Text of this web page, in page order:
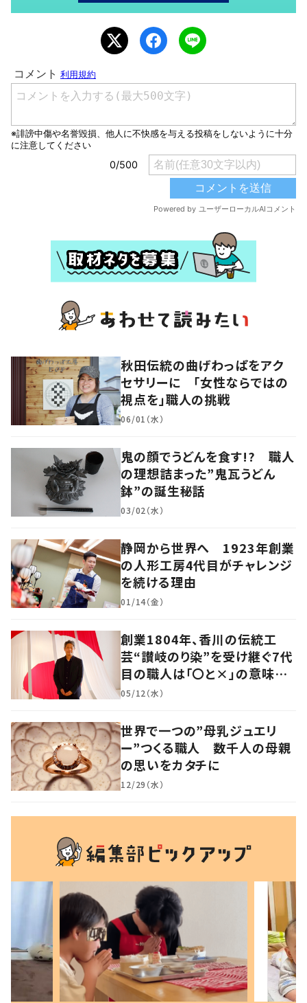
秋田伝統の曲げわっぱをアク
セサリーに 「女性ならではの
視点を」職人の挑戦
06/01（水）
鬼の顔でうどんを食す!? 職人
の理想詰まった”鬼瓦うどん
鉢”の誕生秘話
03/02（水）
静岡から世界へ 1923年創業
の人形工房4代目がチャレンジ
を続ける理由
01/14（金）
創業1804年、香川の伝統工
芸“讃岐のり染”を受け継ぐ7代
目の職人は「〇と×」の意味を
探求する芸術家でもあった
05/12（水）
世界で一つの”母乳ジュエリ
ー”つくる職人 数千人の母親
の思いをカタチに
12/29（水）